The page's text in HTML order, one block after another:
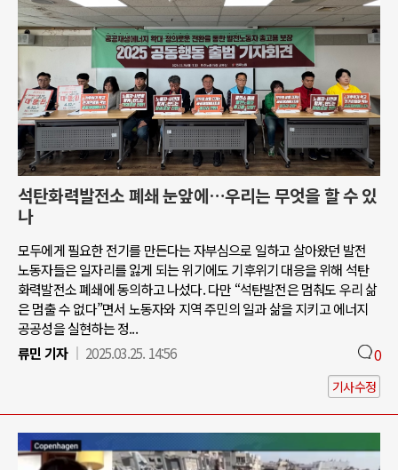
석탄화력발전소 폐쇄 눈앞에…우리는 무엇을 할 수 있
나
모두에게 필요한 전기를 만든다는 자부심으로 일하고 살아왔던 발전
노동자들은 일자리를 잃게 되는 위기에도 기후위기 대응을 위해 석탄
화력발전소 폐쇄에 동의하고 나섰다. 다만 “석탄발전은 멈춰도 우리 삶
은 멈출 수 없다”면서 노동자와 지역 주민의 일과 삶을 지키고 에너지
공공성을 실현하는 정...
류민 기자
2025.03.25. 14:56 0
기사수정